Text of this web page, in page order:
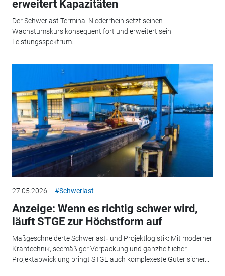
erweitert Kapazitäten
Der Schwerlast Terminal Niederrhein setzt seinen
Wachstumskurs konsequent fort und erweitert sein
Leistungsspektrum.
27.05.2026 #Schwerlast
Anzeige: Wenn es richtig schwer wird,
läuft STGE zur Höchstform auf
Maßgeschneiderte Schwerlast‑ und Projektlogistik: Mit moderner
Krantechnik, seemäßiger Verpackung und ganzheitlicher
Projektabwicklung bringt STGE auch komplexeste Güter sicher...